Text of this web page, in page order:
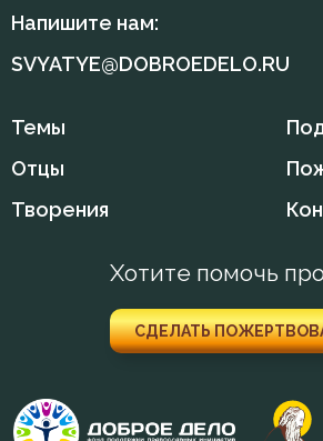
Напишите нам:
SVYATYE@DOBROEDELO.RU
Темы
Отцы
Творения
Хотите помочь
СДЕЛАТЬ